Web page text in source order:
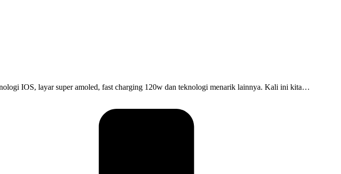
IOS, layar super amoled, fast charging 120w dan teknologi menarik lainnya. Kali ini kita…